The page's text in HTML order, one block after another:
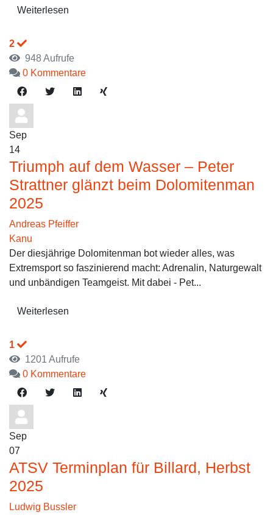
Weiterlesen
2
948 Aufrufe
0 Kommentare
Sep
14
Triumph auf dem Wasser – Peter
Strattner glänzt beim Dolomitenman
2025
Andreas Pfeiffer
Kanu
Der diesjährige Dolomitenman bot wieder alles, was
Extremsport so faszinierend macht: Adrenalin, Naturgewalt
und unbändigen Teamgeist. Mit dabei - Pet...
Weiterlesen
1
1201 Aufrufe
0 Kommentare
Sep
07
ATSV Terminplan für Billard, Herbst
2025
Ludwig Bussler